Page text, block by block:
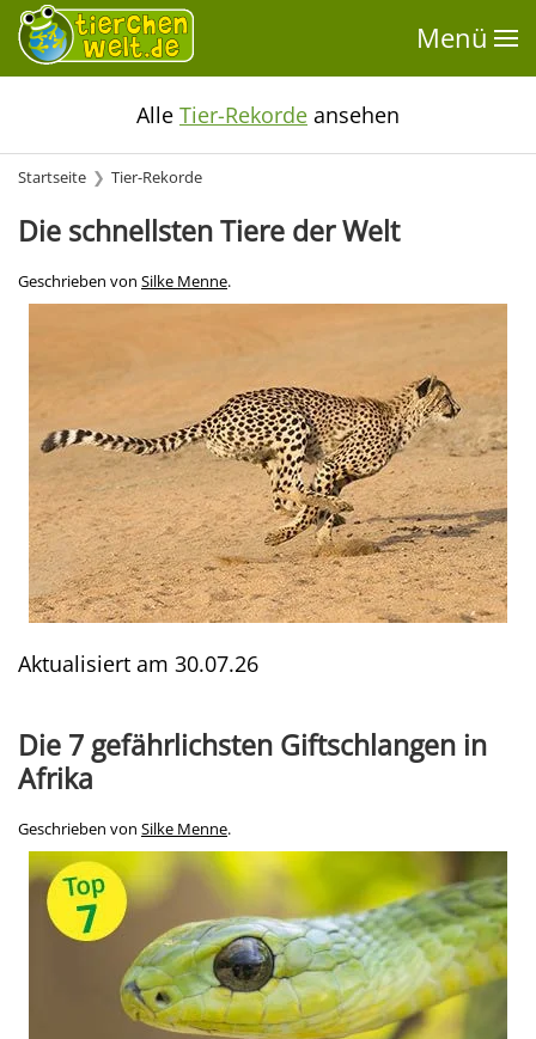
Menü
Alle Tier-Rekorde ansehen
Startseite Tier-Rekorde
Die schnellsten Tiere der Welt
Geschrieben von Silke Menne.
Aktualisiert am 30.07.26
Die 7 gefährlichsten Giftschlangen in
Afrika
Geschrieben von Silke Menne.